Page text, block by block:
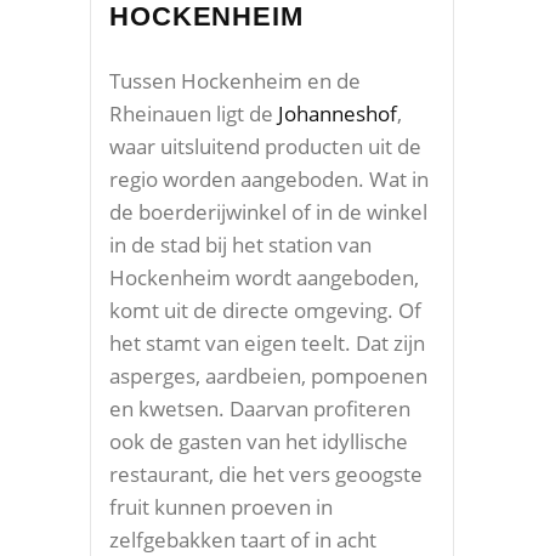
HOCKENHEIM
Tussen Hockenheim en de
Rheinauen ligt de Johanneshof,
waar uitsluitend producten uit de
regio worden aangeboden. Wat in
de boerderijwinkel of in de winkel
in de stad bij het station van
Hockenheim wordt aangeboden,
komt uit de directe omgeving. Of
het stamt van eigen teelt. Dat zijn
asperges, aardbeien, pompoenen
en kwetsen. Daarvan profiteren
ook de gasten van het idyllische
restaurant, die het vers geoogste
fruit kunnen proeven in
zelfgebakken taart of in acht